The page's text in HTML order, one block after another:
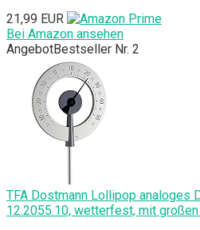
21,99 EUR
Bei Amazon ansehen
AngebotBestseller Nr. 2
TFA Dostmann Lollipop analoges
12.2055.10, wetterfest, mit